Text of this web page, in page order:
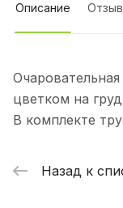
Описание
цветком на
В комплекте
Назад к